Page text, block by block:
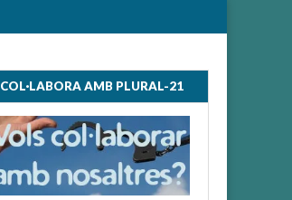
COL·LABORA AMB PLURAL-21